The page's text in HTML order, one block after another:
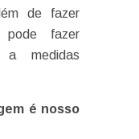
de fazer
pode fazer
a medidas
é nosso